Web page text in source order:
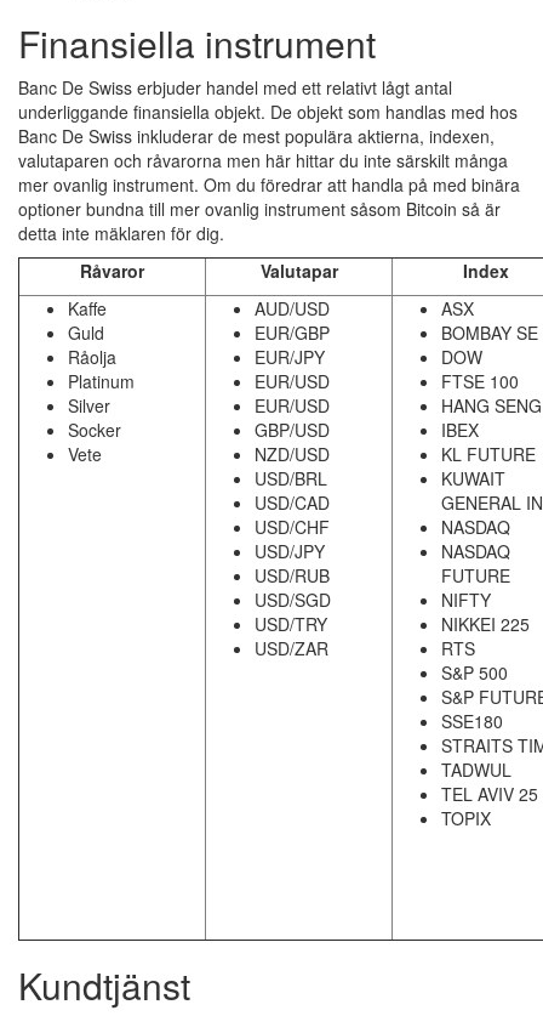
Finansiella instrument
Banc De Swiss erbjuder handel med ett relativt lågt antal
underliggande finansiella objekt. De objekt som handlas med hos
Banc De Swiss inkluderar de mest populära aktierna, indexen,
valutaparen och råvarorna men här hittar du inte särskilt många
mer ovanlig instrument. Om du föredrar att handla på med binära
optioner bundna till mer ovanlig instrument såsom Bitcoin så är
detta inte mäklaren för dig.
Råvaror
Valutapar
Index
Kaffe
Guld
Råolja
Platinum
Silver
Socker
Vete
AUD/USD
EUR/GBP
EUR/JPY
EUR/USD
EUR/USD
GBP/USD
NZD/USD
USD/BRL
USD/CAD
USD/CHF
USD/JPY
USD/RUB
USD/SGD
USD/TRY
USD/ZAR
ASX
BOMBAY SE
DOW
FTSE 100
HANG SENG
IBEX
KL FUTURE
KUWAIT
GENERAL
NASDAQ
NASDAQ
FUTURE
NIFTY
NIKKEI 225
RTS
S&P 500
S&P
SSE180
STRAITS
TADWUL
TEL AVIV 25
TOPIX
Kundtjänst